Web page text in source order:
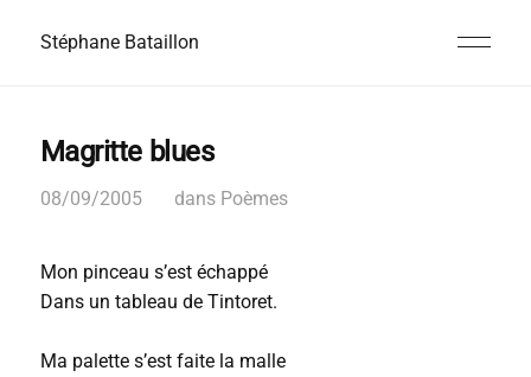
Stéphane Bataillon
Magritte blues
08/09/2005 dans Poèmes
Mon pinceau s’est échappé
Dans un tableau de Tintoret.
Ma palette s’est faite la malle